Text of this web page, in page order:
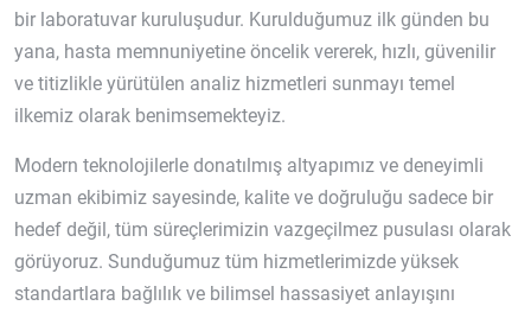
bir laboratuvar kuruluşudur. Kurulduğumuz ilk günden bu
yana, hasta memnuniyetine öncelik vererek, hızlı, güvenilir
ve titizlikle yürütülen analiz hizmetleri sunmayı temel
ilkemiz olarak benimsemekteyiz.
Modern teknolojilerle donatılmış altyapımız ve deneyimli
uzman ekibimiz sayesinde, kalite ve doğruluğu sadece bir
hedef değil, tüm süreçlerimizin vazgeçilmez pusulası olarak
görüyoruz. Sunduğumuz tüm hizmetlerimizde yüksek
standartlara bağlılık ve bilimsel hassasiyet anlayışını